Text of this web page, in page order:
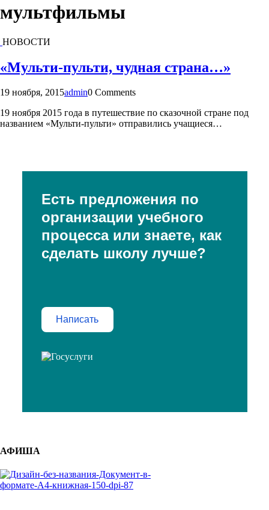
мультфильмы
НОВОСТИ
«Мульти-пульти, чудная страна…»
19 ноября, 2015admin0 Comments
19 ноября 2015 года в путешествие по сказочной стране под
названием «Мульти-пульти» отправились учащиеся…
Есть предложения по
организации учебного
процесса или знаете, как
сделать школу лучше?
Написать
АФИША